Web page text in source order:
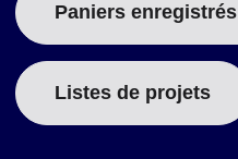
Paniers enregistrés
Listes de projets